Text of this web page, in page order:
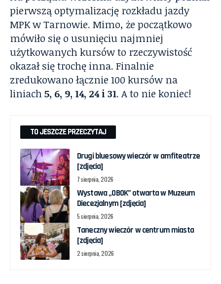
pierwszą optymalizację rozkładu jazdy
MPK w Tarnowie. Mimo, że początkowo
mówiło się o usunięciu najmniej
użytkowanych kursów to rzeczywistość
okazał się trochę inna. Finalnie
zredukowano łącznie 100 kursów na
liniach5, 6, 9, 14, 24 i 31. A to nie koniec!
TO JESZCZE PRZECZYTAJ
Drugi bluesowy wieczór w amfiteatrze
[zdjęcia]
7 sierpnia, 2026
Wystawa „OBOK” otwarta w Muzeum
Diecezjalnym [zdjęcia]
5 sierpnia, 2026
Taneczny wieczór w centrum miasta
[zdjęcia]
2 sierpnia, 2026